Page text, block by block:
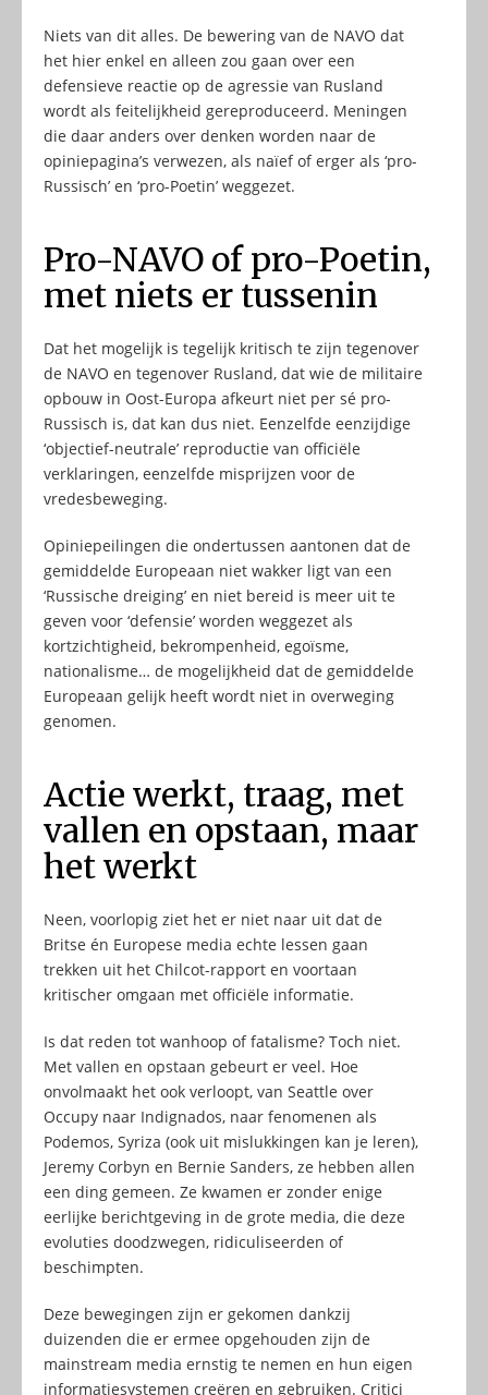
Niets van dit alles. De bewering van de NAVO dat
het hier enkel en alleen zou gaan over een
defensieve reactie op de agressie van Rusland
wordt als feitelijkheid gereproduceerd. Meningen
die daar anders over denken worden naar de
opiniepagina’s verwezen, als naïef of erger als ‘pro-
Russisch’ en ‘pro-Poetin’ weggezet.
Pro-NAVO of pro-Poetin,
met niets er tussenin
Dat het mogelijk is tegelijk kritisch te zijn tegenover
de NAVO en tegenover Rusland, dat wie de militaire
opbouw in Oost-Europa afkeurt niet per sé pro-
Russisch is, dat kan dus niet. Eenzelfde eenzijdige
‘objectief-neutrale’ reproductie van officiële
verklaringen, eenzelfde misprijzen voor de
vredesbeweging.
Opiniepeilingen die ondertussen aantonen dat de
gemiddelde Europeaan niet wakker ligt van een
‘Russische dreiging’ en niet bereid is meer uit te
geven voor ‘defensie’ worden weggezet als
kortzichtigheid, bekrompenheid, egoïsme,
nationalisme… de mogelijkheid dat de gemiddelde
Europeaan gelijk heeft wordt niet in overweging
genomen.
Actie werkt, traag, met
vallen en opstaan, maar
het werkt
Neen, voorlopig ziet het er niet naar uit dat de
Britse én Europese media echte lessen gaan
trekken uit het Chilcot-rapport en voortaan
kritischer omgaan met officiële informatie.
Is dat reden tot wanhoop of fatalisme? Toch niet.
Met vallen en opstaan gebeurt er veel. Hoe
onvolmaakt het ook verloopt, van Seattle over
Occupy naar Indignados, naar fenomenen als
Podemos, Syriza (ook uit mislukkingen kan je leren),
Jeremy Corbyn en Bernie Sanders, ze hebben allen
een ding gemeen. Ze kwamen er zonder enige
eerlijke berichtgeving in de grote media, die deze
evoluties doodzwegen, ridiculiseerden of
beschimpten.
Deze bewegingen zijn er gekomen dankzij
duizenden die er ermee opgehouden zijn de
mainstream media ernstig te nemen en hun eigen
informatiesystemen creëren en gebruiken. Critici